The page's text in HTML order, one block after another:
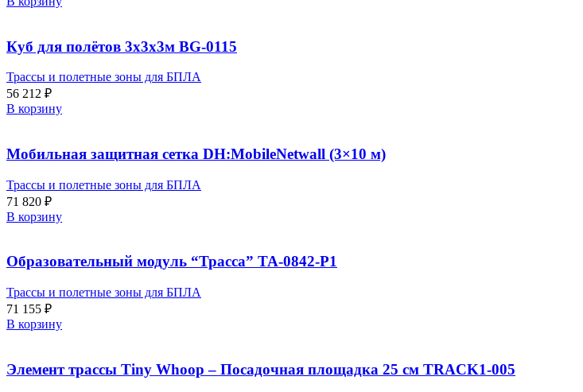
Куб для полётов 3х3х3м BG-0115
Трассы и полетные зоны для БПЛА
56 212 ₽
В корзину
Мобильная защитная сетка DH:MobileNetwall (3×10 м)
Трассы и полетные зоны для БПЛА
71 820 ₽
В корзину
Образовательный модуль “Трасса” TA-0842-P1
Трассы и полетные зоны для БПЛА
71 155 ₽
В корзину
Элемент трассы Tiny Whoop – Посадочная площадка 25 см TRACK1-005